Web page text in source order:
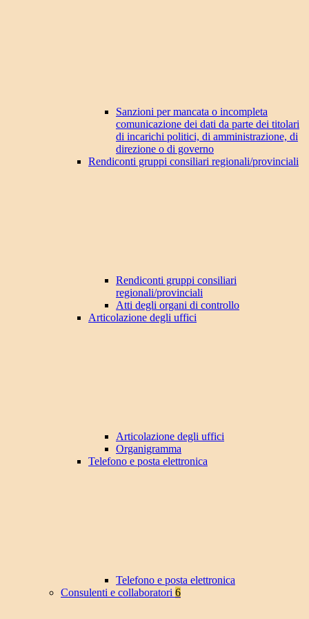
Sanzioni per mancata o incompleta
comunicazione dei dati da parte dei titolari
di incarichi politici, di amministrazione, di
direzione o di governo
Rendiconti gruppi consiliari regionali/provinciali
Rendiconti gruppi consiliari
regionali/provinciali
Atti degli organi di controllo
Articolazione degli uffici
Articolazione degli uffici
Organigramma
Telefono e posta elettronica
Telefono e posta elettronica
Consulenti e collaboratori 6